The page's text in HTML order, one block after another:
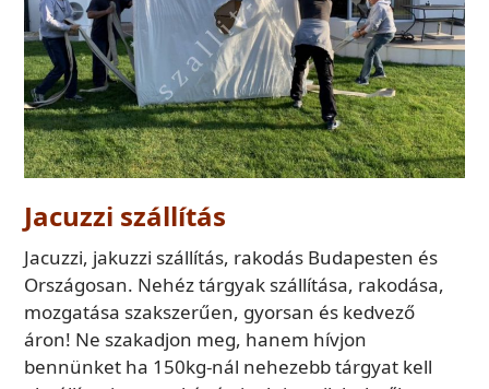
Jacuzzi szállítás
Jacuzzi, jakuzzi szállítás, rakodás Budapesten és
Országosan. Nehéz tárgyak szállítása, rakodása,
mozgatása szakszerűen, gyorsan és kedvező
áron! Ne szakadjon meg, hanem hívjon
bennünket ha 150kg-nál nehezebb tárgyat kell